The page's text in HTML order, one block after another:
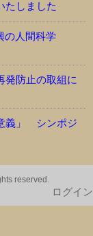
たしました
の人間科学
発防止の取組に
義」 シンポジ
reserved.
ログイン